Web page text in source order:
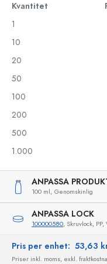
Kvantitet
1
10
20
50
100
200
500
1.000
ANPASSA
100 ml, Genomskinlig
ANPASSA LOCK
100000580, Skruvlock, PP,
Pris per enhet: 53,63
Priser inkl. moms, exkl.